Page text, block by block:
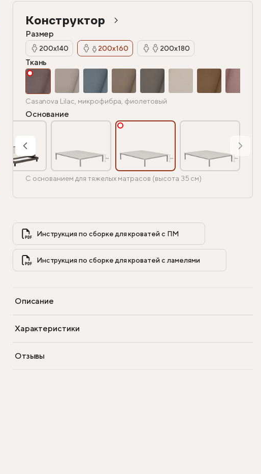
Конструктор
Размер
200х140 200х160 200х180
Ткань
Casanova Lilac, микрофибра, фиолетовый
Основание
С основанием для тяжелых матрасов (высота 35 см)
Инструкция по сборке для кроватей с ПМ
Инструкция по сборке для кроватей с ламелями
Описание
Характеристики
Отзывы